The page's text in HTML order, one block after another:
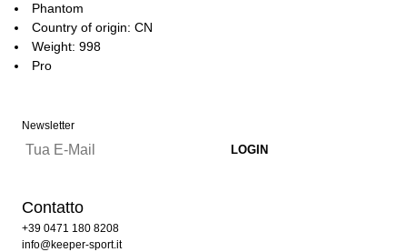
Phantom
Country of origin: CN
Weight: 998
Pro
Newsletter
Contatto
+39 0471 180 8208
info@keeper-sport.it